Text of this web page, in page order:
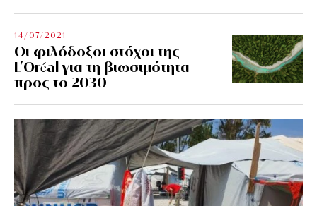
14/07/2021
Οι φιλόδοξοι στόχοι της
L’Oréal για τη βιωσιμότητα
προς το 2030